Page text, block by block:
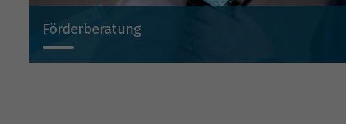
Förderberatung